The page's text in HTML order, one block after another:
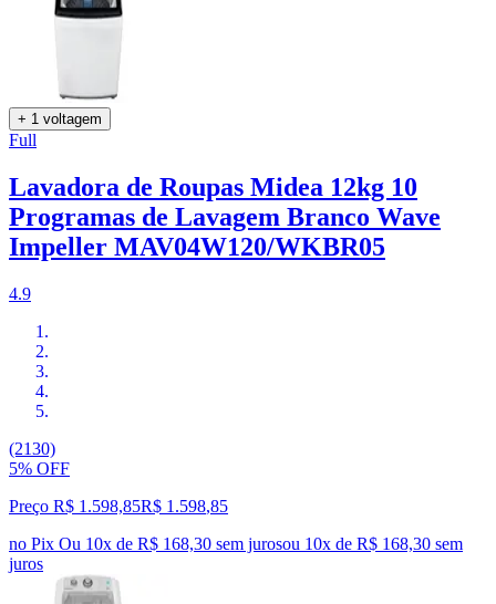
+ 1 voltagem
Full
Lavadora de Roupas Midea 12kg 10
Programas de Lavagem Branco Wave
Impeller MAV04W120/WKBR05
4.9
(2130)
5% OFF
Preço R$ 1.598,85R$ 1.598,85
no Pix Ou 10x de R$ 168,30 sem jurosou 10x de R$ 168,30 sem
juros